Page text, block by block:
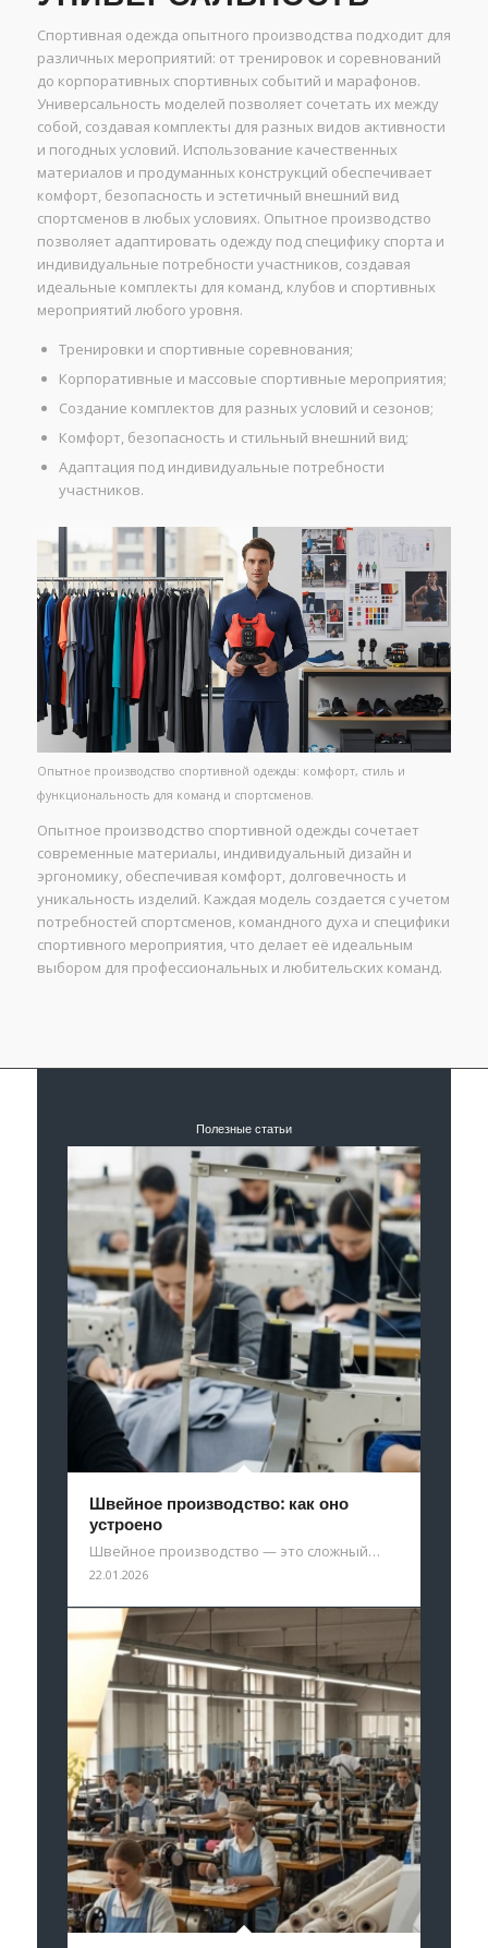
Спортивная одежда опытного производства подходит для
различных мероприятий: от тренировок и соревнований
до корпоративных спортивных событий и марафонов.
Универсальность моделей позволяет сочетать их между
собой, создавая комплекты для разных видов активности
и погодных условий. Использование качественных
материалов и продуманных конструкций обеспечивает
комфорт, безопасность и эстетичный внешний вид
спортсменов в любых условиях. Опытное производство
позволяет адаптировать одежду под специфику спорта и
индивидуальные потребности участников, создавая
идеальные комплекты для команд, клубов и спортивных
мероприятий любого уровня.
Тренировки и спортивные соревнования;
Корпоративные и массовые спортивные мероприятия;
Создание комплектов для разных условий и сезонов;
Комфорт, безопасность и стильный внешний вид;
Адаптация под индивидуальные потребности
участников.
Опытное производство спортивной одежды: комфорт, стиль и
функциональность для команд и спортсменов.
Опытное производство спортивной одежды сочетает
современные материалы, индивидуальный дизайн и
эргономику, обеспечивая комфорт, долговечность и
уникальность изделий. Каждая модель создается с учетом
потребностей спортсменов, командного духа и специфики
спортивного мероприятия, что делает её идеальным
выбором для профессиональных и любительских команд.
Полезные статьи
Швейное производство: как оно
устроено
Швейное производство — это сложный…
22.01.2026